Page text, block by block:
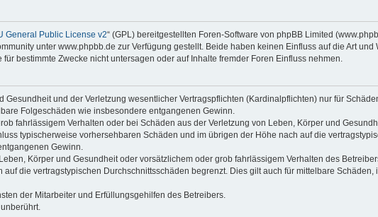
General Public License v2“ (GPL) bereitgestellten Foren-Software von phpBB Limited
unter www.phpbb.de zur Verfügung gestellt. Beide haben keinen Einfluss auf die Art und
bestimmte Zwecke nicht untersagen oder auf Inhalte fremder Foren Einfluss nehmen.
Gesundheit und der Verletzung wesentlicher Vertragspflichten (Kardinalpflichten) nur für
Folgeschäden wie insbesondere entgangenen Gewinn.
fahrlässigem Verhalten oder bei Schäden aus der Verletzung von Leben, Körper und
typischerweise vorhersehbaren Schäden und im übrigen der Höhe nach auf die
Gewinn.
Körper und Gesundheit oder vorsätzlichem oder grob fahrlässigem Verhalten des
die vertragstypischen Durchschnittsschäden begrenzt. Dies gilt auch für mittelbare
der Mitarbeiter und Erfüllungsgehilfen des Betreibers.